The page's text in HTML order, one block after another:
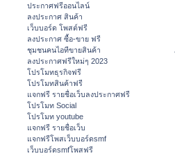
ประกาศฟรีออนไลน์
ลงประกาศ สินค้า
เว็บบอร์ด โพสต์ฟรี
ลงประกาศ ซื้อ-ขาย ฟรี
ชุมชนคนไอทีขายสินค้า
ลงประกาศฟรีใหม่ๆ 2023
โปรโมทธุรกิจฟรี
โปรโมทสินค้าฟรี
แจกฟรี รายชื่อเว็บลงประกาศฟรี
โปรโมท Social
โปรโมท youtube
แจกฟรี รายชื่อเว็บ
แจกฟรีโพสเว็บบอร์ดsmf
เว็บบอร์ดsmfโพสฟรี